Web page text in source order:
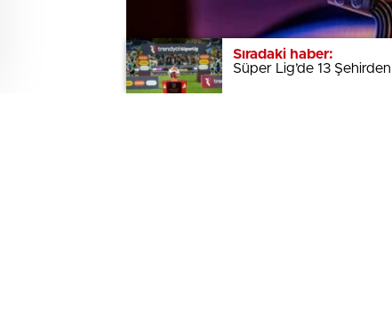
Sıradaki haber:
Süper Lig’de 13
Sıradaki haber:
Süper Lig’de 13